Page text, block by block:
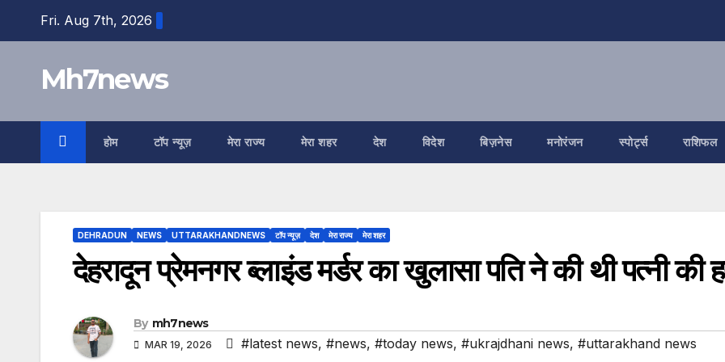
contentFri. Aug 7th, 2026
Mh7news
होम टॉप न्यूज़ मेरा राज्य मेरा शहर देश विदेश बिज़नेस मनोरंजन स्पोर्ट्स राशिफल
DEHRADUN NEWS UTTARAKHANDNEWS टॉप न्यूज़ देश मेरा राज्य मेरा शहर
देहरादून प्रेमनगर ब्लाइंड मर्डर का खुलासा पति ने की थी पत्नी की
By mh7news
MAR 19, 2026 #latest news, #news, #today news, #ukrajdhani news, #uttarakhand news